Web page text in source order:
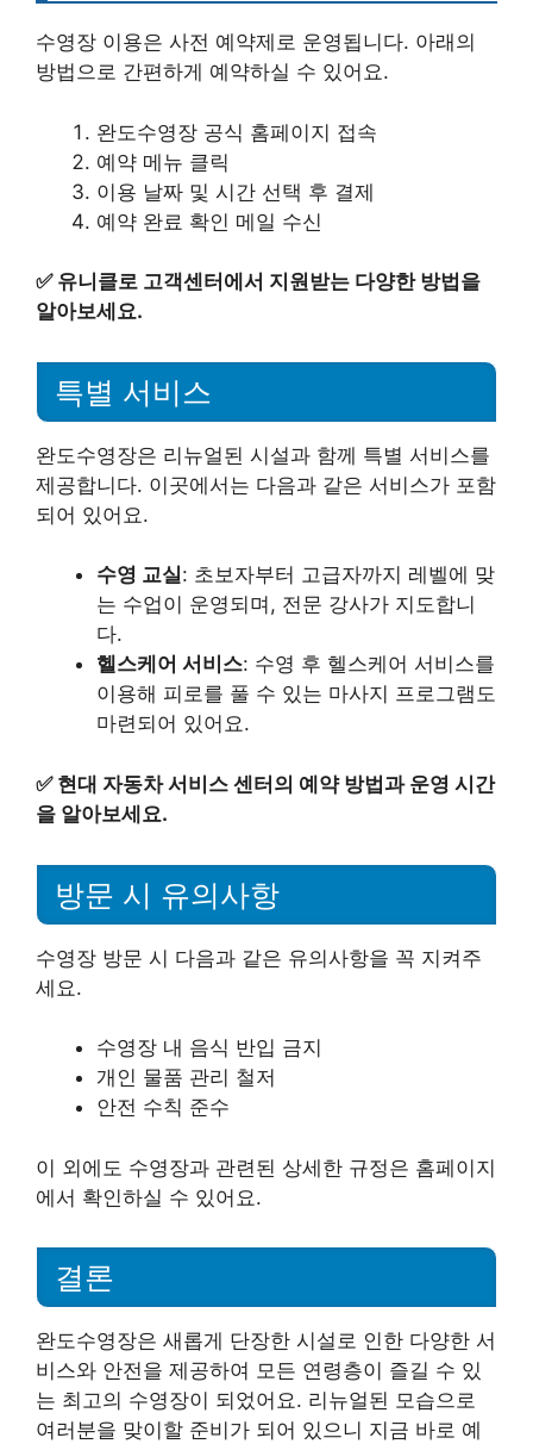
수영장 이용은 사전 예약제로 운영됩니다. 아래의
방법으로 간편하게 예약하실 수 있어요.
완도수영장 공식 홈페이지 접속
예약 메뉴 클릭
이용 날짜 및 시간 선택 후 결제
예약 완료 확인 메일 수신
✅ 유니클로 고객센터에서 지원받는 다양한 방법을
알아보세요.
특별 서비스
완도수영장은 리뉴얼된 시설과 함께 특별 서비스를
제공합니다. 이곳에서는 다음과 같은 서비스가 포함
되어 있어요.
수영 교실: 초보자부터 고급자까지 레벨에 맞
는 수업이 운영되며, 전문 강사가 지도합니
다.
헬스케어 서비스: 수영 후 헬스케어 서비스를
이용해 피로를 풀 수 있는 마사지 프로그램도
마련되어 있어요.
✅ 현대 자동차 서비스 센터의 예약 방법과 운영 시간
을 알아보세요.
방문 시 유의사항
수영장 방문 시 다음과 같은 유의사항을 꼭 지켜주
세요.
수영장 내 음식 반입 금지
개인 물품 관리 철저
안전 수칙 준수
이 외에도 수영장과 관련된 상세한 규정은 홈페이지
에서 확인하실 수 있어요.
결론
완도수영장은 새롭게 단장한 시설로 인한 다양한 서
비스와 안전을 제공하여 모든 연령층이 즐길 수 있
는 최고의 수영장이 되었어요. 리뉴얼된 모습으로
여러분을 맞이할 준비가 되어 있으니 지금 바로 예